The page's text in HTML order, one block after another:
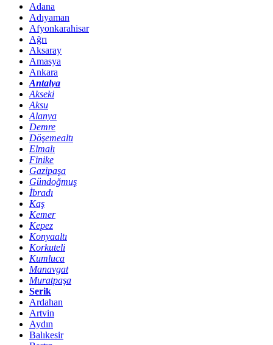
Adana
Adıyaman
Afyonkarahisar
Ağrı
Aksaray
Amasya
Ankara
Antalya
Akseki
Aksu
Alanya
Demre
Döşemealtı
Elmalı
Finike
Gazipaşa
Gündoğmuş
İbradı
Kaş
Kemer
Kepez
Konyaaltı
Korkuteli
Kumluca
Manavgat
Muratpaşa
Serik
Ardahan
Artvin
Aydın
Balıkesir